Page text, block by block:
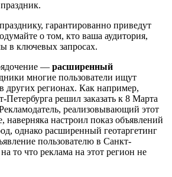
гарантированно приведут
о том, кто ваша аудитория,
в ключевых запросах.
— расширенный
многие пользователи ищут
других регионах. Как например,
Петербурга решил заказать к 8 Марта
реализовывающий этот
наверняка настроил показ объявлений
однако расширенный геотаргетинг
пользователю в Санкт-
то что реклама на этот регион не